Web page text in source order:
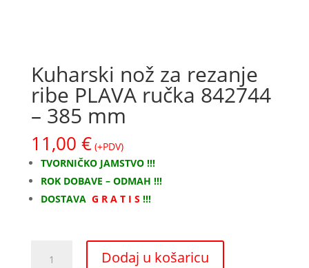
Kuharski nož za rezanje
ribe PLAVA ručka 842744
– 385 mm
11,00 € (+PDV)
TVORNIČKO JAMSTVO !!!
ROK DOBAVE – ODMAH !!!
DOSTAVA G R A T I S !!!
Dodaj u košaricu